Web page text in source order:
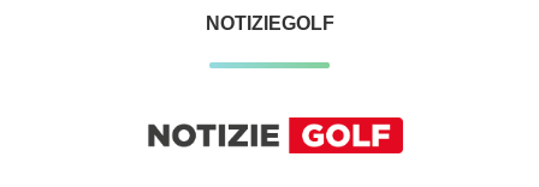
NOTIZIEGOLF